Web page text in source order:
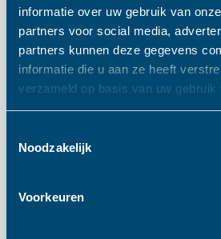
informatie over uw gebruik van
partners voor social media,
partners kunnen deze gegevens
informatie die u aan ze heeft
verzameld op basis van uw gebruik
Noodzakelijk
Voorkeuren
Op de boerderij valt er heel wat te
dieren, de boer en de boerin, de
allemaal onder de stralende zon.
gemakkelijk te grijpen knoppen